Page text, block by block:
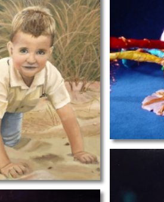
alziend oog